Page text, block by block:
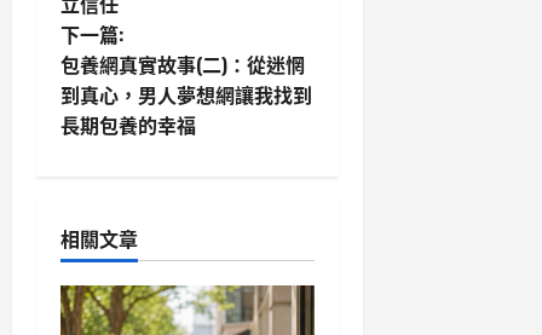
s
t
v
i
下一篇:
包養網真實故事(二)：從迷惘
到真心，男人夢想網讓我找到
長期包養的幸福
相關文章